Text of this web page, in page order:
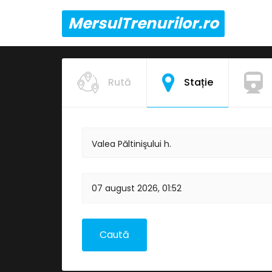
MersulTrenurilor.ro
Rută Stație
Valea Păltinişului h.